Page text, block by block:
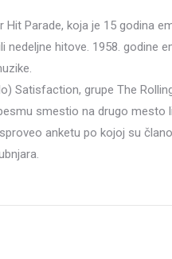
Parade, koja je 15 godina
nedeljne hitove. 1958. godine
Satisfaction, grupe The
smestio na drugo mesto
anketu po kojoj su